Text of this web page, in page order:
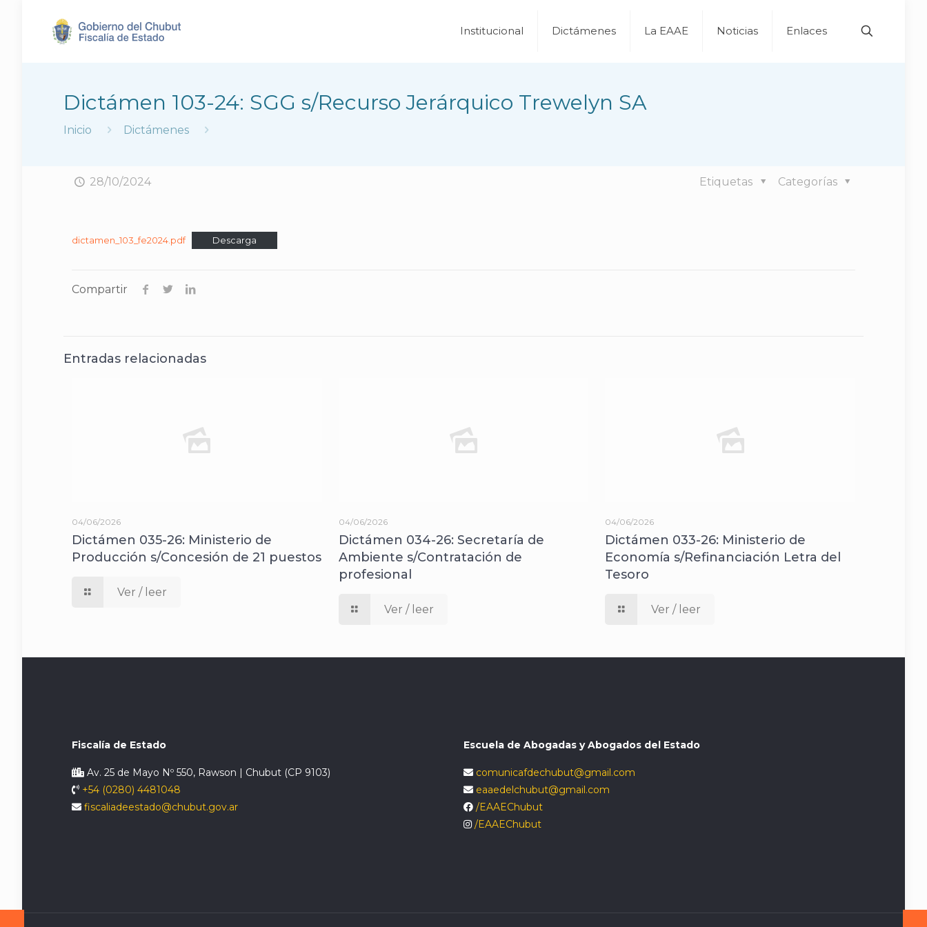
Institucional Dictámenes La EAAE Noticias Enlaces
Dictámen 103-24: SGG s/Recurso Jerárquico Trewelyn SA
Inicio Dictámenes
28/10/2024 Categorías
Etiquetas
dictamen_103_fe2024.pdf Descarga
Compartir
Entradas relacionadas
04/06/2026
Dictámen 035-26: Ministerio de
Producción s/Concesión de 21 puestos
Ver / leer
04/06/2026
Dictámen 034-26: Secretaría de
Ambiente s/Contratación de
profesional
Ver / leer
04/06/2026
Dictámen 033-26: Ministerio de
Economía s/Refinanciación Letra del
Tesoro
Ver / leer
Fiscalía de Estado
Av. 25 de Mayo Nº 550, Rawson | Chubut (CP 9103)
+54 (0280) 4481048
fiscaliadeestado@chubut.gov.ar
Escuela de Abogadas y Abogados del Estado
comunicafdechubut@gmail.com
eaaedelchubut@gmail.com
/EAAEChubut
/EAAEChubut